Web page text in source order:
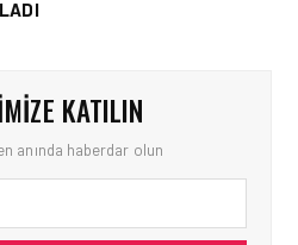
KATILIN
anında haberdar olun